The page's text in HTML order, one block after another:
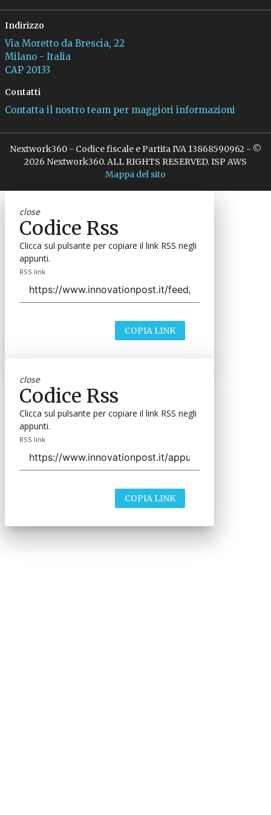
Indirizzo
Via Moretto da Brescia, 22
Milano - Italia
CAP 20133
Contatti
Contatta il nostro team per maggiori informazioni
Nextwork360 - Codice fiscale e Partita IVA 13868590962 - ©
2026 Nextwork360. ALL RIGHTS RESERVED. ISP AWS
Mappa del sito
close
Codice Rss
Clicca sul pulsante per copiare il link RSS negli
appunti.
RSS link
COPIA LINK
close
Codice Rss
Clicca sul pulsante per copiare il link RSS negli
appunti.
RSS link
COPIA LINK